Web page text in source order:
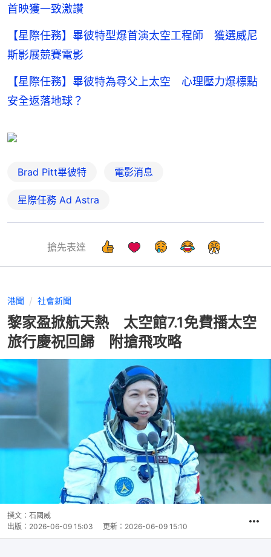
首映獲一致激讚
【星際任務】畢彼特型爆首演太空工程師 獲選威尼
斯影展競賽電影
【星際任務】畢彼特為尋父上太空 心理壓力爆標點
安全返落地球？
Brad Pitt畢彼特 電影消息
星際任務 Ad Astra
搶先表達
港聞 社會新聞
黎家盈掀航天熱 太空館7.1免費播太空
旅行慶祝回歸 附搶飛攻略
撰文： 石國威
出版： 2026-06-09 15:03 更新： 2026-06-09 15:10